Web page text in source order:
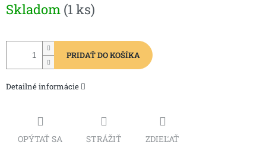
cena:
Skladom (1 ks)
PRIDAŤ DO KOŠÍKA
Detailné informácie
OPÝTAŤ SA STRÁŽIŤ ZDIEĽAŤ